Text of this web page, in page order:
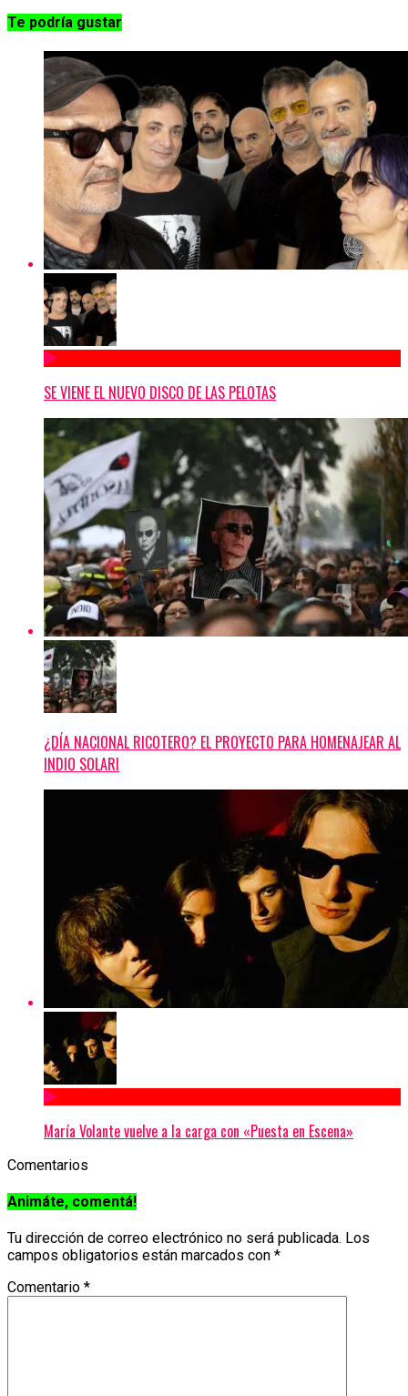
Te podría gustar
SE VIENE EL NUEVO DISCO DE LAS PELOTAS
¿DÍA NACIONAL RICOTERO? EL PROYECTO PARA HOMENAJEAR AL
INDIO SOLARI
María Volante vuelve a la carga con «Puesta en Escena»
Comentarios
Animáte, comentá!
Tu dirección de correo electrónico no será publicada. Los
campos obligatorios están marcados con *
Comentario *